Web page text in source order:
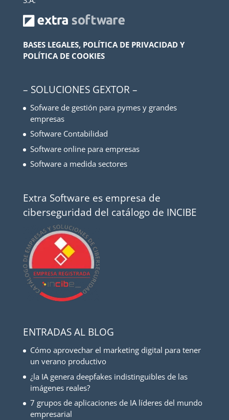
BASES LEGALES, POLÍTICA DE PRIVACIDAD Y
POLÍTICA DE COOKIES
– SOLUCIONES GEXTOR –
Sofware de gestión para pymes y grandes
empresas
Software Contabilidad
Software online para empresas
Software a medida sectores
Extra Software es empresa de
ciberseguridad del catálogo de INCIBE
ENTRADAS AL BLOG
Cómo aprovechar el marketing digital para tener
un verano productivo
¿la IA genera deepfakes indistinguibles de las
imágenes reales?
7 grupos de aplicaciones de IA líderes del mundo
empresarial